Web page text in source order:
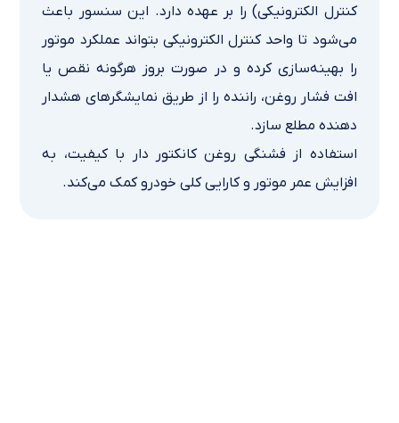
کنترل الکترونیکی) را بر عهده دارد. این سنسور باعث
می‌شود تا واحد کنترل الکترونیکی بتواند عملکرد موتور
را بهینه‌سازی کرده و در صورت بروز هرگونه نقص یا
افت فشار روغن، راننده را از طریق نمایشگرهای هشدار
دهنده مطلع سازد.
استفاده از فشنگی روغن کانکتور دار با کیفیت، به
افزایش عمر موتور و کارایی کلی خودرو کمک می‌کند.